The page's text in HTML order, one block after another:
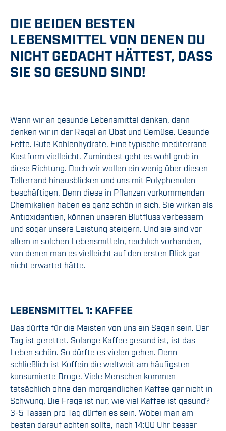
DIE BEIDEN BESTEN
LEBENSMITTEL VON DENEN DU
NICHT GEDACHT HÄTTEST, DASS
SIE SO GESUND SIND!
Wenn wir an gesunde Lebensmittel denken, dann
denken wir in der Regel an Obst und Gemüse. Gesunde
Fette. Gute Kohlenhydrate. Eine typische mediterrane
Kostform vielleicht. Zumindest geht es wohl grob in
diese Richtung. Doch wir wollen ein wenig über diesen
Tellerrand hinausblicken und uns mit Polyphenolen
beschäftigen. Denn diese in Pflanzen vorkommenden
Chemikalien haben es ganz schön in sich. Sie wirken als
Antioxidantien, können unseren Blutfluss verbessern
und sogar unsere Leistung steigern. Und sie sind vor
allem in solchen Lebensmitteln, reichlich vorhanden,
von denen man es vielleicht auf den ersten Blick gar
nicht erwartet hätte.
LEBENSMITTEL 1: KAFFEE
Das dürfte für die Meisten von uns ein Segen sein. Der
Tag ist gerettet. Solange Kaffee gesund ist, ist das
Leben schön. So dürfte es vielen gehen. Denn
schließlich ist Koffein die weltweit am häufigsten
konsumierte Droge. Viele Menschen kommen
tatsächlich ohne den morgendlichen Kaffee gar nicht in
Schwung. Die Frage ist nur, wie viel Kaffee ist gesund?
3-5 Tassen pro Tag dürfen es sein. Wobei man am
besten darauf achten sollte, nach 14:00 Uhr besser